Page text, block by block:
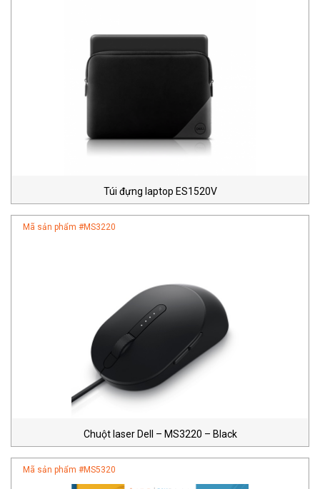
Túi đựng laptop ES1520V
Mã sản phẩm #MS3220
Chuột laser Dell – MS3220 – Black
Mã sản phẩm #MS5320